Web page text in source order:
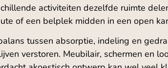
activiteiten dezelfde ruimte
of een belplek midden in een open
tussen absorptie, indeling en
verstoren. Meubilair, schermen en